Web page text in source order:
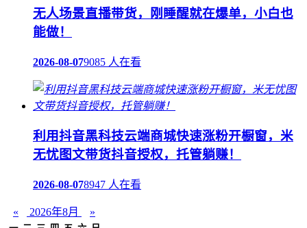
无人场景直播带货，刚睡醒就在爆单，小白也
能做！
2026-08-079085 人在看
利用抖音黑科技云端商城快速涨粉开橱窗，米
无忧图文带货抖音授权，托管躺赚！
2026-08-078947 人在看
« 2026年8月 »